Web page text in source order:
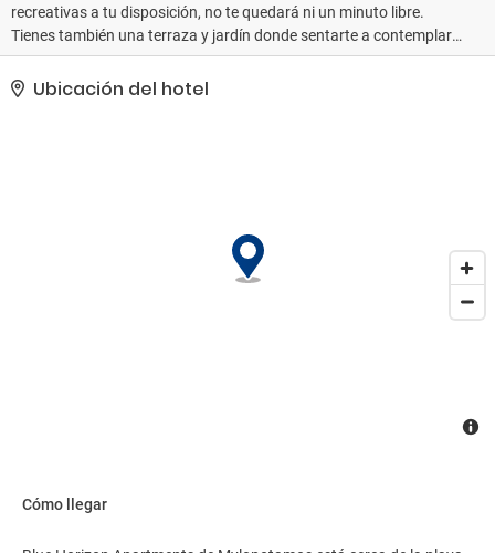
recreativas a tu disposición, no te quedará ni un minuto libre.
Tienes también una terraza y jardín donde sentarte a contemplar
el paisaje.. Tendrás check-in exprés, check-out exprés y consigna
de equipaje a tu disposición. Hay un aparcamiento sin asistencia
Ubicación del hotel
Cómo llegar